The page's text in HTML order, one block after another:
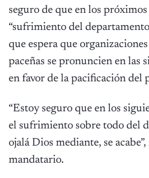
seguro de que en los
“sufrimiento del
que espera que
paceñas se pronuncien en las
en favor de la pacificación del
“Estoy seguro que en los
el sufrimiento sobre todo del
ojalá Dios mediante, se
mandatario.